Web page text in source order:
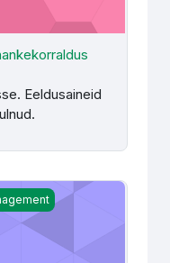
Eeldusaineid
(LOK006) - M.